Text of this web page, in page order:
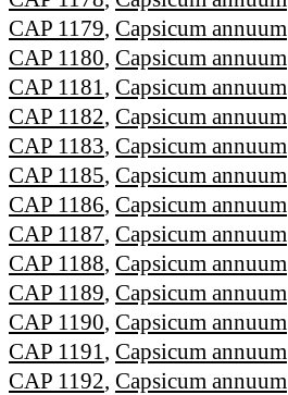
CAP 1179, Capsicum annuum
CAP 1180, Capsicum annuum
CAP 1181, Capsicum annuum
CAP 1182, Capsicum annuum
CAP 1183, Capsicum annuum
CAP 1185, Capsicum annuum
CAP 1186, Capsicum annuum
CAP 1187, Capsicum annuum
CAP 1188, Capsicum annuum
CAP 1189, Capsicum annuum
CAP 1190, Capsicum annuum
CAP 1191, Capsicum annuum
CAP 1192, Capsicum annuum